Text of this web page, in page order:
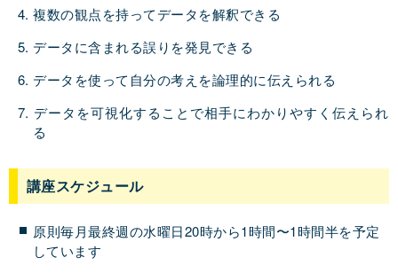
複数の観点を持ってデータを解釈できる
データに含まれる誤りを発見できる
データを使って自分の考えを論理的に伝えられる
データを可視化することで相手にわかりやすく伝えられ
る
講座スケジュール
原則毎月最終週の水曜日20時から1時間〜1時間半を予定
しています